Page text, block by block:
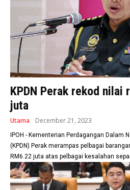
KPDN Perak rekod nilai
juta
Utama December 21, 2023
IPOH - Kementerian Perdagangan Dalam
(KPDN) Perak merampas pelbagai
RM6.22 juta atas pelbagai kesalahan